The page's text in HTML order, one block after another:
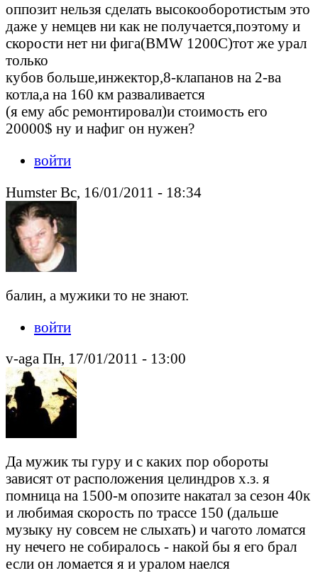
оппозит нельзя сделать высокооборотистым это
даже у немцев ни как не получается,поэтому и
скорости нет ни фига(BMW 1200C)тот же урал
только
кубов больше,инжектор,8-клапанов на 2-ва
котла,а на 160 км разваливается
(я ему абс ремонтировал)и стоимость его
20000$ ну и нафиг он нужен?
войти
Humster Вс, 16/01/2011 - 18:34
балин, а мужики то не знают.
войти
v-aga Пн, 17/01/2011 - 13:00
Да мужик ты гуру и с каких пор обороты
зависят от расположения целиндров х.з. я
помница на 1500-м опозите накатал за сезон 40к
и любимая скорость по трассе 150 (дальше
музыку ну совсем не слыхать) и чагото ломатся
ну нечего не собиралось - накой бы я его брал
если он ломается я и уралом наелся